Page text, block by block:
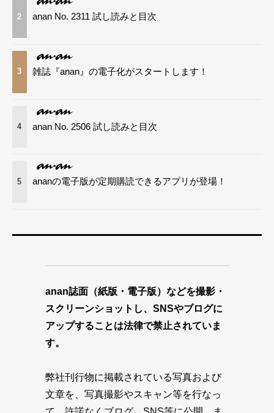
2 anan No. 2311 試し読みと目次
3 雑誌『anan』の電子化がスタートします！
4 anan No. 2506 試し読みと目次
5 ananの電子版が定期購読できるアプリが登場！
anan誌面（紙版・電子版）などを撮影・
スクリーンショットし、SNSやブログに
アップすることは法律で禁止されていま
す。
弊社刊行物に掲載されている写真および
文章を、写真撮影やスキャン等を行なっ